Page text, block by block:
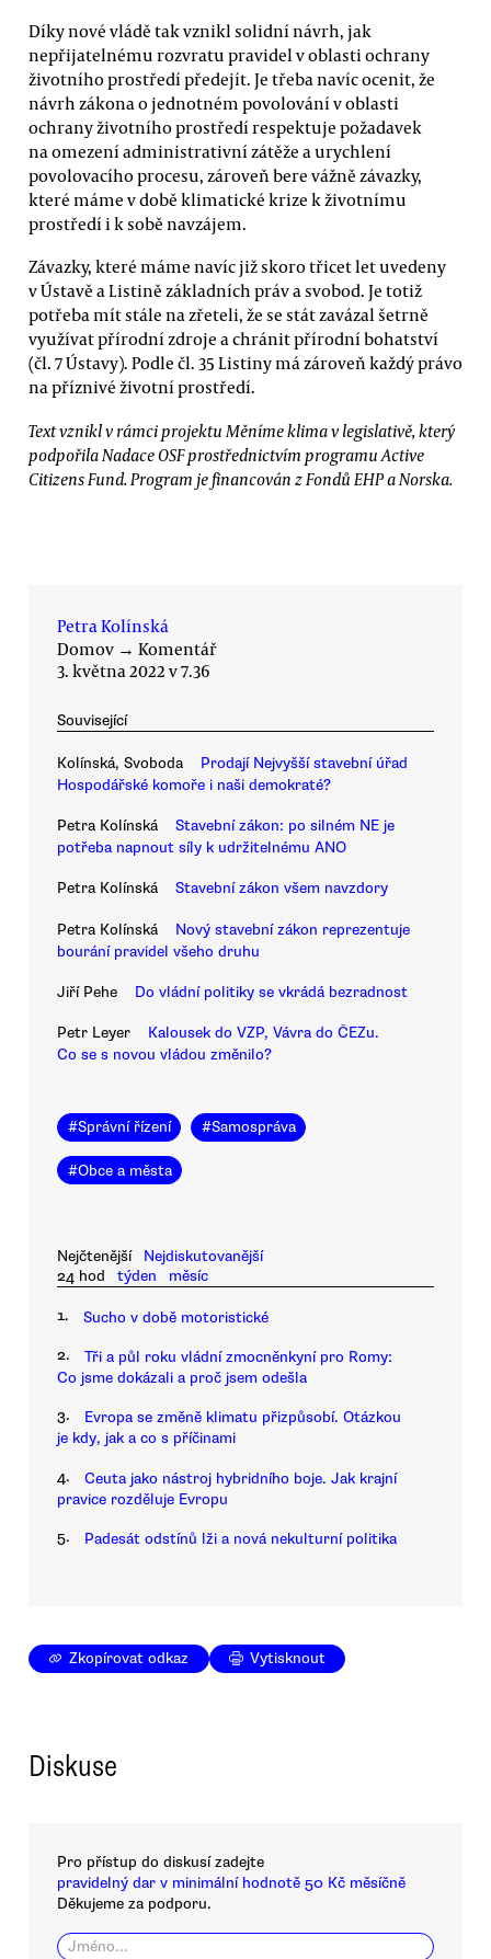
Díky nové vládě tak vznikl solidní návrh, jak
nepřijatelnému rozvratu pravidel v oblasti ochrany
životního prostředí předejít. Je třeba navíc ocenit, že
návrh zákona o jednotném povolování v oblasti
ochrany životního prostředí respektuje požadavek
na omezení administrativní zátěže a urychlení
povolovacího procesu, zároveň bere vážně závazky,
které máme v době klimatické krize k životnímu
prostředí i k sobě navzájem.
Závazky, které máme navíc již skoro třicet let uvedeny
v Ústavě a Listině základních práv a svobod. Je totiž
potřeba mít stále na zřeteli, že se stát zavázal šetrně
využívat přírodní zdroje a chránit přírodní bohatství
(čl. 7 Ústavy). Podle čl. 35 Listiny má zároveň každý právo
na příznivé životní prostředí.
Text vznikl v rámci projektu Měníme klima v legislativě, který
podpořila Nadace OSF prostřednictvím programu Active
Citizens Fund. Program je financován z Fondů EHP a Norska.
Petra Kolínská
Domov → Komentář
3. května 2022 v 7.36
Související
Kolínská, Svoboda
Prodají Nejvyšší stavební úřad
Hospodářské komoře i naši demokraté?
Petra Kolínská
Stavební zákon: po silném NE je
potřeba napnout síly k udržitelnému ANO
Petra Kolínská Stavební zákon všem navzdory
Petra Kolínská
Nový stavební zákon reprezentuje
bourání pravidel všeho druhu
Jiří Pehe Do vládní politiky se vkrádá bezradnost
Petr Leyer
Kalousek do VZP, Vávra do ČEZu.
Co se s novou vládou změnilo?
#Správní řízení #Samospráva
#Obce a města
Nejčtenější
Nejdiskutovanější
24 hod
týden měsíc
1. Sucho v době motoristické
2.
Tři a půl roku vládní zmocněnkyní pro Romy:
Co jsme dokázali a proč jsem odešla
3.
Evropa se změně klimatu přizpůsobí. Otázkou
je kdy, jak a co s příčinami
4.
Ceuta jako nástroj hybridního boje. Jak krajní
pravice rozděluje Evropu
5. Padesát odstínů lži a nová nekulturní politika
Zkopírovat odkaz Vytisknout
Diskuse
Pro přístup do diskusí zadejte
pravidelný dar v minimální hodnotě 50 Kč měsíčně
Děkujeme za podporu.